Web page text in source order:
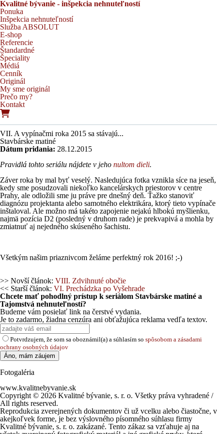
Kvalitné bývanie - inšpekcia nehnuteľností
Ponuka
Inšpekcia nehnuteľností
Služba ABSOLUT
E-shop
Referencie
Štandardné
Špeciality
Médiá
Cenník
Originál
My sme originál
Prečo my?
Kontakt
VII. A vypínačmi roka 2015 sa stávajú...
Stavbárske matiné
Dátum pridania: 28.12.2015
Pravidlá tohto seriálu nájdete v jeho nultom dieli.
Záver roka by mal byť veselý. Nasledujúca fotka vznikla síce na jeseň,
kedy sme posudzovali niekoľko kancelárskych priestorov v centre
Prahy, ale odložili sme ju práve pre dnešný deň. Ťažko stanoviť
diagnózu projektanta alebo samotného elektrikára, ktorý tieto vypínače
inštaloval. Ale možno má takéto zapojenie nejakú hlbokú myšlienku,
najmä pozícia D2 (posledný v druhom rade) je prekvapivá a mohla by
zmiatnuť aj nejedného skúseného šachistu.
Všetkým našim priaznivcom želáme perfektný rok 2016! ;-)
>> Novší článok: VIII. Zdvihnuté obočie
<< Starší článok: VI. Prechádzka po Vyšehrade
Chcete mať pohodlný prístup k seriálom Stavbárske matiné a
Tajomstvá nehnuteľností?
Budeme vám posielať link na čerstvé vydania.
Je to zadarmo, žiadna cenzúra ani obťažujúca reklama vedľa textov.
Potvrdzujem, že som sa oboznámil(a) a súhlasím so spôsobom a zásadami
ochrany osobných údajov
Fotogaléria
www.kvalitnebyvanie.sk
Copyright © 2026 Kvalitné bývanie, s. r. o. Všetky práva vyhradené /
All rights reserved.
Reprodukcia zverejnených dokumentov či už vcelku alebo čiastočne, v
akejkoľvek forme, je bez výslovného písomného súhlasu firmy
Kvalitné bývanie, s. r. o. zakázané. Tento zákaz sa vzťahuje aj na